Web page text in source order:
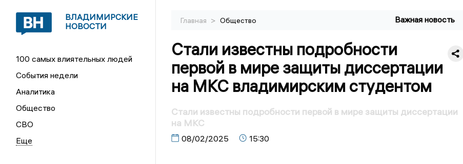
ВЛАДИМИРСКИЕ
НОВОСТИ
100 самых влиятельных людей
События недели
Аналитика
Общество
СВО
Главная > Общество Важная новость
Стали известны подробности
первой в мире защиты диссертации
на МКС владимирским студентом
Стали известны подробности первой в мире защиты диссертации
на МКС
08/02/2025 15:30